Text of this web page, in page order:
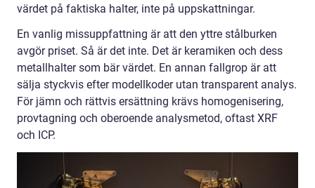
värdet på faktiska halter, inte på uppskattningar.
En vanlig missuppfattning är att den yttre stålburken
avgör priset. Så är det inte. Det är keramiken och dess
metallhalter som bär värdet. En annan fallgrop är att
sälja styckvis efter modellkoder utan transparent analys.
För jämn och rättvis ersättning krävs homogenisering,
provtagning och oberoende analysmetod, oftast XRF
och ICP.